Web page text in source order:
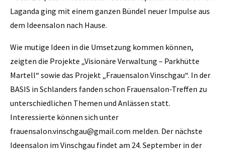
Laganda ging mit einem ganzen Bündel neuer Impulse aus
dem Ideensalon nach Hause.
Wie mutige Ideen in die Umsetzung kommen können,
zeigten die Projekte „Visionäre Verwaltung – Parkhütte
Martell“ sowie das Projekt „Frauensalon Vinschgau“. In der
BASIS in Schlanders fanden schon Frauensalon-Treffen zu
unterschiedlichen Themen und Anlässen statt.
Interessierte können sich unter
frauensalon.vinschgau@gmail.com melden. Der nächste
Ideensalon im Vinschgau findet am 24. September in der